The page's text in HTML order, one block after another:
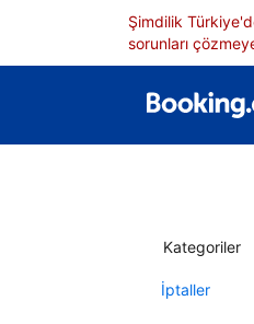
Şimdilik
sorunları
Kategoriler
İptaller